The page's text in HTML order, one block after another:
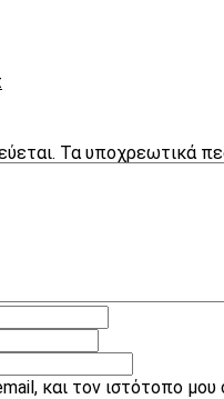
Τα υποχρεωτικά
και τον ιστότοπο